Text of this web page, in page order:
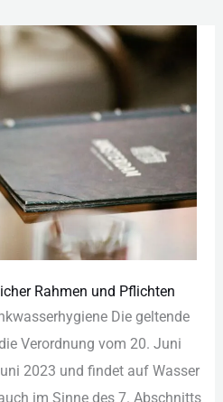
Rahmen und Pflichten
Die︇ gel︇tende
Ver︇ordnung vom︇ 20.‬ Jun︇i
2023 und︇ fin︇det auf︇ Was︇ser
im Sin︇ne des︇ 7.‬ Abs︇chnitts